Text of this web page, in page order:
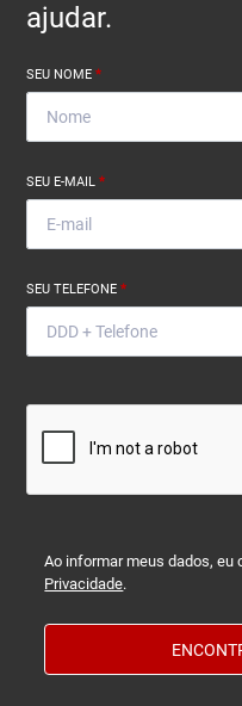
ajudar.
SEU NOME*
SEU E-MAIL*
SEU TELEFONE*
Ao informar meus dados, eu
Privacidade.